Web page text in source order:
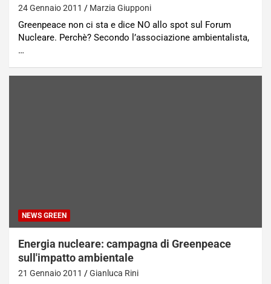
24 Gennaio 2011 Marzia Giupponi
Greenpeace non ci sta e dice NO allo spot sul Forum
Nucleare. Perchè? Secondo l’associazione ambientalista,
…
NEWS GREEN
Energia nucleare: campagna di Greenpeace
sull'impatto ambientale
21 Gennaio 2011 Gianluca Rini